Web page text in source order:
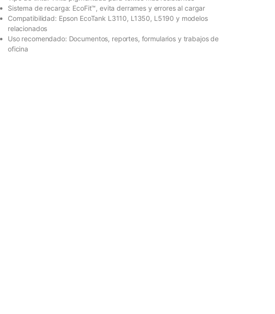
Sistema de recarga: EcoFit™, evita derrames y errores al cargar
Compatibilidad: Epson EcoTank L3110, L1350, L5190 y modelos
relacionados
Uso recomendado: Documentos, reportes, formularios y trabajos de
oficina